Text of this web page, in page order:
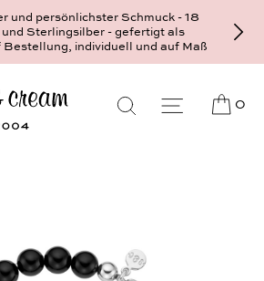
und persönlichster Schmuck - 18
Sterlingsilber - gefertigt als
Bestellung, individuell und auf Maß
0